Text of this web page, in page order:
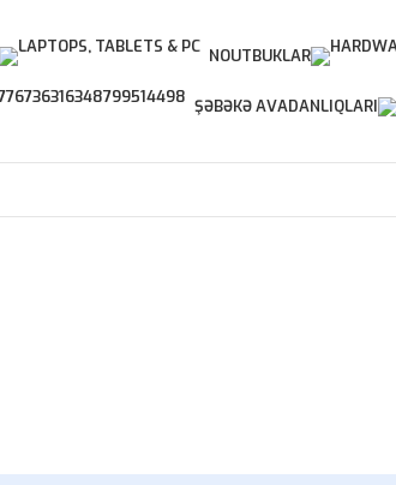
NOUTBUKLAR
ŞƏBƏKƏ AVADANLIQLARI